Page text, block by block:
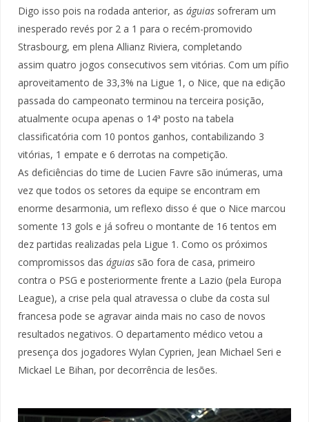
Digo isso pois na rodada anterior, as águias sofreram um
inesperado revés por 2 a 1 para o recém-promovido
Strasbourg, em plena Allianz Riviera, completando
assim quatro jogos consecutivos sem vitórias. Com um pífio
aproveitamento de 33,3% na Ligue 1, o Nice, que na edição
passada do campeonato terminou na terceira posição,
atualmente ocupa apenas o 14ª posto na tabela
classificatória com 10 pontos ganhos, contabilizando 3
vitórias, 1 empate e 6 derrotas na competição.
As deficiências do time de Lucien Favre são inúmeras, uma
vez que todos os setores da equipe se encontram em
enorme desarmonia, um reflexo disso é que o Nice marcou
somente 13 gols e já sofreu o montante de 16 tentos em
dez partidas realizadas pela Ligue 1. Como os próximos
compromissos das águias são fora de casa, primeiro
contra o PSG e posteriormente frente a Lazio (pela Europa
League), a crise pela qual atravessa o clube da costa sul
francesa pode se agravar ainda mais no caso de novos
resultados negativos. O departamento médico vetou a
presença dos jogadores Wylan Cyprien, Jean Michael Seri e
Mickael Le Bihan, por decorrência de lesões.